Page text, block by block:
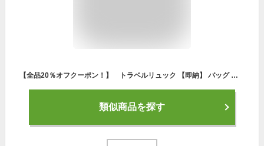
【全品20％オフクーポン！】 トラベルリュック 【即納】 バッグ リュック レディース トラベルバッグ バックパック 旅行 ジム スポーツ
類似商品を探す